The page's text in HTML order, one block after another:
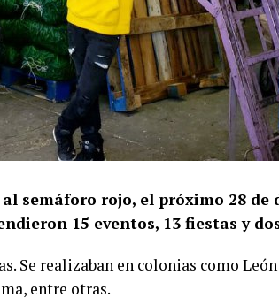
semáforo rojo, el próximo 28 de
15 eventos, 13 fiestas y
Se realizaban en colonias como
entre otras.